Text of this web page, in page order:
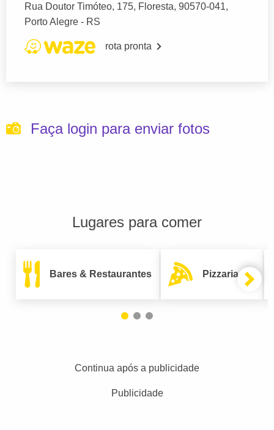
Rua Doutor Timóteo, 175, Floresta, 90570-041,
Porto Alegre - RS
rota pronta
Faça login para enviar fotos
Lugares para comer
Bares & Restaurantes Pizzarias
Continua após a publicidade
Publicidade